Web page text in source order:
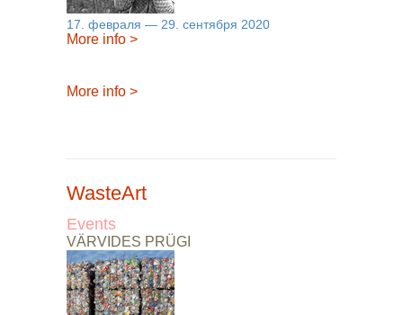
17. февраля — 29. сентября 2020
More info >
More info >
WasteArt
Events
VÄRVIDES PRÜGI